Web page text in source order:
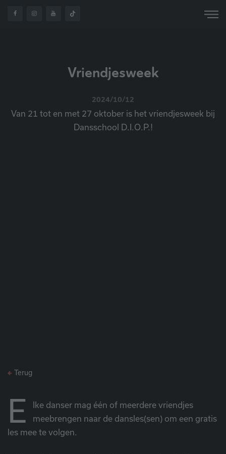
HOME OVER ONS
Vriendjesweek
2024/10/12
Van 21 tot en met 27 oktober is het vriendjesweek bij
Dansschool D.I.O.P.!
Terug
E
lke danser mag één of meerdere vriendjes
meebrengen naar de dansles(sen) om een gratis
les mee te volgen.